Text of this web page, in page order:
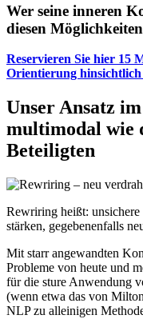
Wer seine inneren
diesen
Reservieren Sie hier 15
Orientierung
Unser Ansatz
multimodal wie
Beteiligten
Rewriring heißt: unsichere
stärken, gegebenenfalls
Mit starr angewandten
Probleme von heute und
für die sture Anwendung
(wenn etwa das von
NLP zu alleinigen